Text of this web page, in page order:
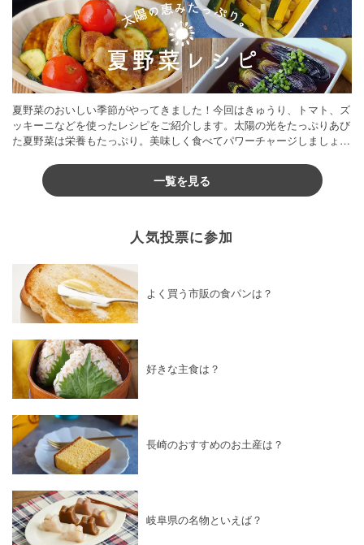
夏野菜のおいしい季節がやってきました！今回はきゅうり、トマト、ズ
ッキーニなどを使ったレシピをご紹介します。太陽の光をたっぷりあび
た夏野菜は栄養もたっぷり。美味しく食べてパワーチャージしましょう
一覧を見る
人気投票に参加
よく買う市販の食パンは？
好きな主食は？
長崎のおすすめのお土産は？
岐阜県の名物といえば？